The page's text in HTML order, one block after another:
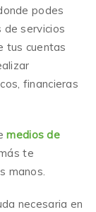
podes
de servicios
tus cuentas
financieras
medios de
te
manos.
necesaria en